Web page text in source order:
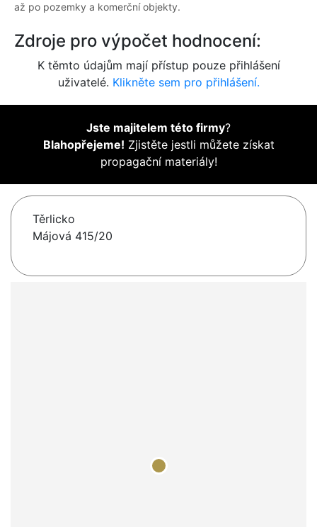
až po pozemky a komerční objekty.
Zdroje pro výpočet hodnocení:
K těmto údajům mají přístup pouze přihlášení
uživatelé. Klikněte sem pro přihlášení.
Jste majitelem této firmy?
Blahopřejeme! Zjistěte jestli můžete získat
propagační materiály!
Těrlicko
Májová 415/20